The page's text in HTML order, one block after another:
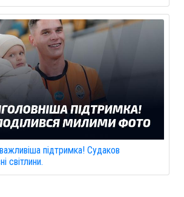
підтримка! Судаков
світлини.